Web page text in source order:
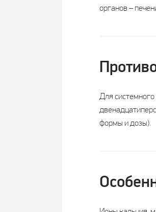
органов –
Для
формы и дозы).